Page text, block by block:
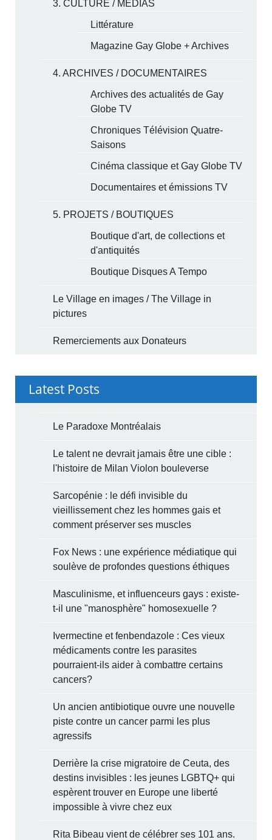
3. CULTURE / MÉDIAS
Littérature
Magazine Gay Globe + Archives
4. ARCHIVES / DOCUMENTAIRES
Archives des actualités de Gay
Globe TV
Chroniques Télévision Quatre-
Saisons
Cinéma classique et Gay Globe TV
Documentaires et émissions TV
5. PROJETS / BOUTIQUES
Boutique d'art, de collections et
d'antiquités
Boutique Disques A Tempo
Le Village en images / The Village in
pictures
Remerciements aux Donateurs
Latest Posts
Le Paradoxe Montréalais
Le talent ne devrait jamais être une cible :
l'histoire de Milan Violon bouleverse
Sarcopénie : le défi invisible du
vieillissement chez les hommes gais et
comment préserver ses muscles
Fox News : une expérience médiatique qui
soulève de profondes questions éthiques
Masculinisme, et influenceurs gays : existe-
t-il une "manosphère" homosexuelle ?
Ivermectine et fenbendazole : Ces vieux
médicaments contre les parasites
pourraient-ils aider à combattre certains
cancers?
Un ancien antibiotique ouvre une nouvelle
piste contre un cancer parmi les plus
agressifs
Derrière la crise migratoire de Ceuta, des
destins invisibles : les jeunes LGBTQ+ qui
espèrent trouver en Europe une liberté
impossible à vivre chez eux
Rita Bibeau vient de célébrer ses 101 ans.